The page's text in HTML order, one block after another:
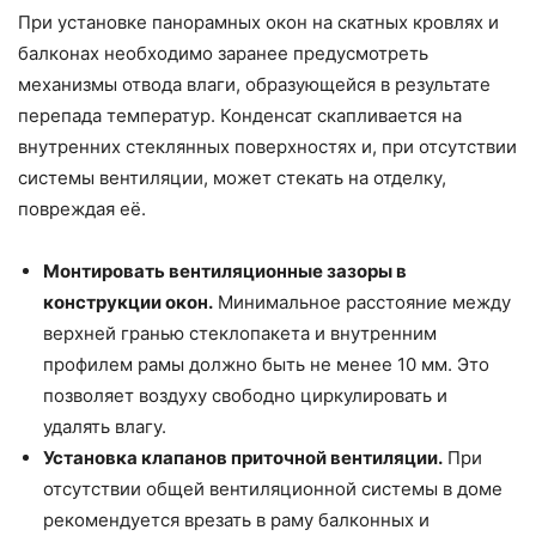
При установке панорамных окон на скатных кровлях и
балконах необходимо заранее предусмотреть
механизмы отвода влаги, образующейся в результате
перепада температур. Конденсат скапливается на
внутренних стеклянных поверхностях и, при отсутствии
системы вентиляции, может стекать на отделку,
повреждая её.
Монтировать вентиляционные зазоры в
конструкции окон. Минимальное расстояние между
верхней гранью стеклопакета и внутренним
профилем рамы должно быть не менее 10 мм. Это
позволяет воздуху свободно циркулировать и
удалять влагу.
Установка клапанов приточной вентиляции. При
отсутствии общей вентиляционной системы в доме
рекомендуется врезать в раму балконных и